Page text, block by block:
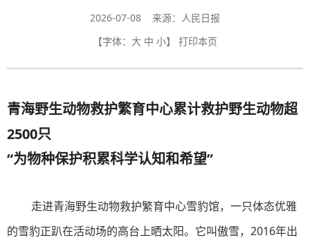
2026-07-08 来源：人民日报
【字体： 大 中 小】 打印本页
青海野生动物救护繁育中心累计救护野生动物超
2500只
“为物种保护积累科学认知和希望”
走进青海野生动物救护繁育中心雪豹馆，一只体态优雅
的雪豹正趴在活动场的高台上晒太阳。它叫傲雪，2016年出